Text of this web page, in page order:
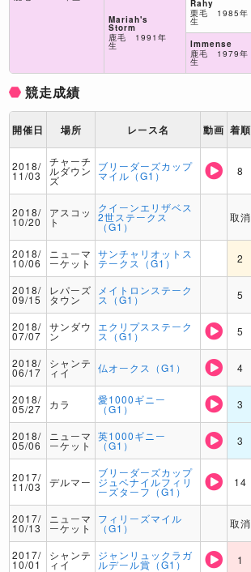
Mariah's
Storm
鹿毛 1991年
生
Rahy
栗毛 1985年
生
Immense
鹿毛 1979年
生
競走成績
開催日 場所 レース名 動画 着順
2018/
11/03
チャーチ
ルダウン
ズ
ブリーダーズカップ
マイル（G1） 8
2018/
10/20
アスコッ
ト
クイーンエリザベス
2世ステークス
（G1）
取消
2018/
10/06
ニューマ
ーケット
サンチャリオットス
テークス（G1） 2
2018/
09/15
レパーズ
タウン
メイトロンステーク
ス（G1） 5
2018/
07/07
サンダウ
ン
エクリプスステーク
ス（G1） 5
2018/
06/17
シャンテ
ィイ 仏オークス（G1） 4
2018/
05/27 カラ 愛1000ギニー
（G1） 3
2018/
05/06
ニューマ
ーケット
英1000ギニー
（G1） 3
2017/
11/03 デルマー
ブリーダーズカップ
ジュベナイルフィリ
ーズターフ（G1）
14
2017/
10/13
ニューマ
ーケット
フィリーズマイル
（G1） 取消
2017/
10/01
シャンテ
ィイ
ジャンリュックラガ
ルデール賞（G1） 1